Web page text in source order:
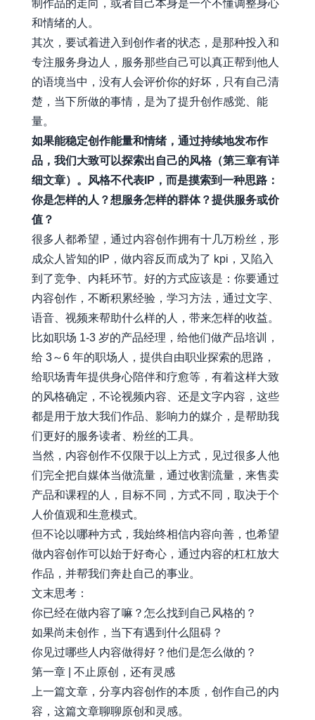
制作品的走向，或者自己本身是一个不懂调整身心
和情绪的人。
其次，要试着进入到创作者的状态，是那种投入和
专注服务身边人，服务那些自己可以真正帮到他人
的语境当中，没有人会评价你的好坏，只有自己清
楚，当下所做的事情，是为了提升创作感觉、能
量。
如果能稳定创作能量和情绪，通过持续地发布作
品，我们大致可以探索出自己的风格（第三章有详
细文章）。风格不代表IP，而是摸索到一种思路：
你是怎样的人？想服务怎样的群体？提供服务或价
值？
很多人都希望，通过内容创作拥有十几万粉丝，形
成众人皆知的IP，做内容反而成为了 kpi，又陷入
到了竞争、内耗环节。好的方式应该是：你要通过
内容创作，不断积累经验，学习方法，通过文字、
语音、视频来帮助什么样的人，带来怎样的收益。
比如职场 1-3 岁的产品经理，给他们做产品培训，
给 3～6 年的职场人，提供自由职业探索的思路，
给职场青年提供身心陪伴和疗愈等，有着这样大致
的风格确定，不论视频内容、还是文字内容，这些
都是用于放大我们作品、影响力的媒介，是帮助我
们更好的服务读者、粉丝的工具。
当然，内容创作不仅限于以上方式，见过很多人他
们完全把自媒体当做流量，通过收割流量，来售卖
产品和课程的人，目标不同，方式不同，取决于个
人价值观和生意模式。
但不论以哪种方式，我始终相信内容向善，也希望
做内容创作可以始于好奇心，通过内容的杠杠放大
作品，并帮我们奔赴自己的事业。
文末思考：
你已经在做内容了嘛？怎么找到自己风格的？
如果尚未创作，当下有遇到什么阻碍？
你见过哪些人内容做得好？他们是怎么做的？
第一章 | 不止原创，还有灵感
上一篇文章，分享内容创作的本质，创作自己的内
容，这篇文章聊聊原创和灵感。